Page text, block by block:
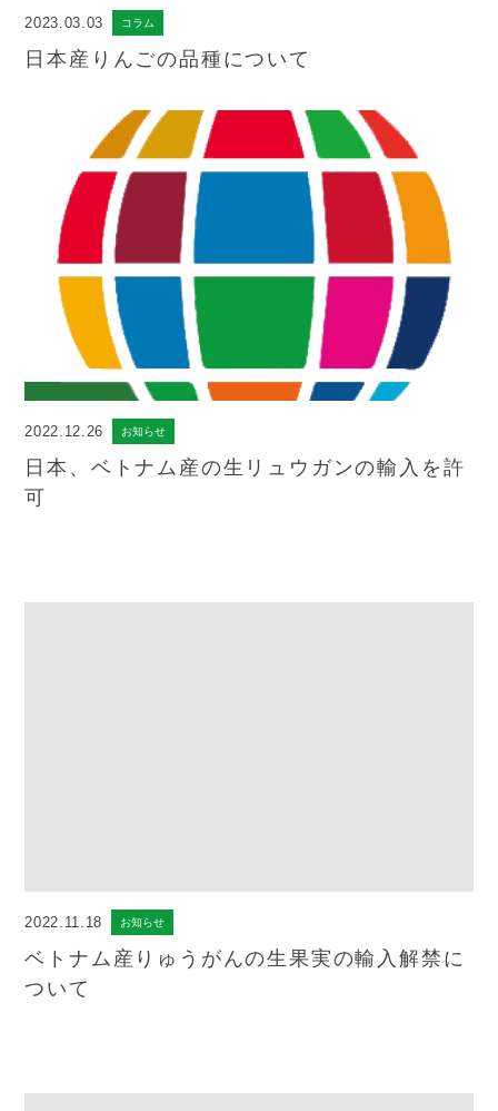
2023.03.03 コラム
日本産りんごの品種について
2022.12.26 お知らせ
日本、ベトナム産の生リュウガンの輸入を許
可
2022.11.18 お知らせ
ベトナム産りゅうがんの生果実の輸入解禁に
ついて